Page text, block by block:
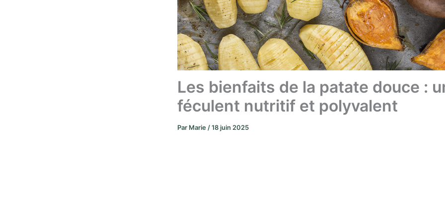
Les bienfaits de la patate douce :
féculent nutritif et polyvalent
Par Marie /18 juin 2025